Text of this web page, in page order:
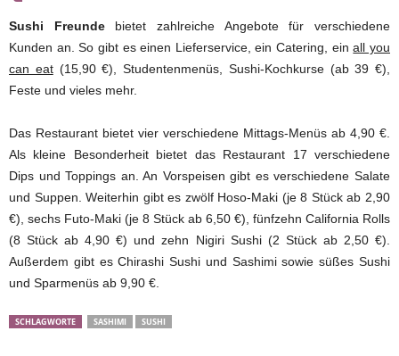
Sushi Freundebietet zahlreiche Angebote für verschiedene
Kunden an. So gibt es einen Lieferservice, ein Catering, einall you
can eat(15,90 €), Studentenmenüs, Sushi-Kochkurse (ab 39 €),
Feste und vieles mehr.
Das Restaurant bietet vier verschiedene Mittags-Menüs ab 4,90 €.
Als kleine Besonderheit bietet das Restaurant 17 verschiedene
Dips und Toppings an. An Vorspeisen gibt es verschiedene Salate
und Suppen. Weiterhin gibt es zwölf Hoso-Maki (je 8 Stück ab 2,90
€), sechs Futo-Maki (je 8 Stück ab 6,50 €), fünfzehn California Rolls
(8 Stück ab 4,90 €) und zehn Nigiri Sushi (2 Stück ab 2,50 €).
Außerdem gibt es Chirashi Sushi und Sashimi sowie süßes Sushi
und Sparmenüs ab 9,90 €.
SCHLAGWORTE SASHIMI SUSHI